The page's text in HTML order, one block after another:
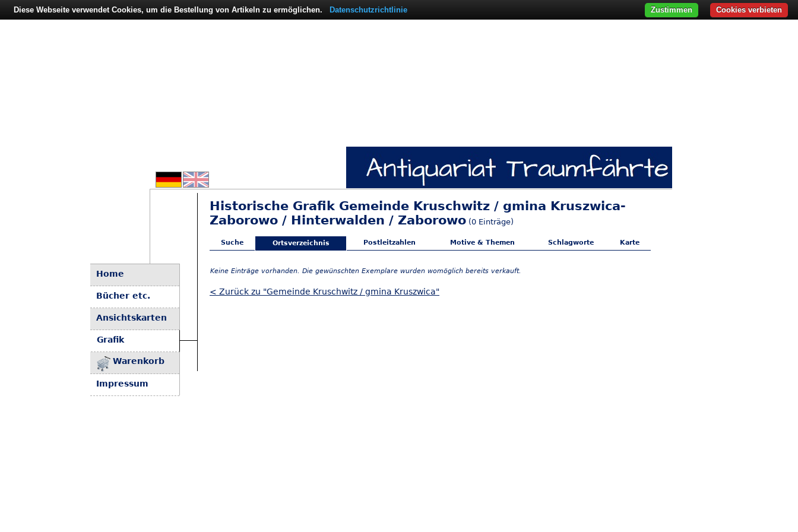
Home
Bücher etc.
Ansichtskarten
Grafik
Warenkorb
Impressum
Historische Grafik Gemeinde Kruschwitz / gmina Kruszwica-
Zaborowo / Hinterwalden / Zaborowo (0 Einträge)
Suche Ortsverzeichnis Postleitzahlen Motive & Themen Schlagworte Karte
Keine Einträge vorhanden. Die gewünschten Exemplare wurden womöglich bereits verkauft.
< Zurück zu "Gemeinde Kruschwitz / gmina Kruszwica"
Diese Webseite verwendet Cookies, um die Bestellung von Artikeln zu ermöglichen. Datenschutzrichtlinie Cookies verbieten
Zustimmen